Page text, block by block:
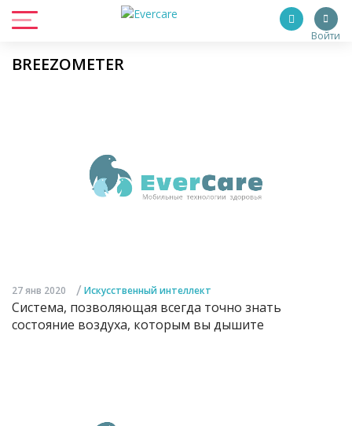
Войти
BREEZOMETER
27 янв 2020 / Искусственный интеллект
Система, позволяющая всегда точно знать
состояние воздуха, которым вы дышите